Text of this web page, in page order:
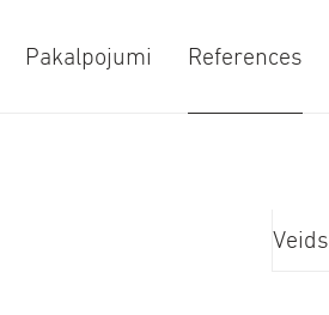
Pakalpojumi References
Veids